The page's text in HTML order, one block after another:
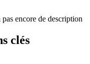
encore de description
clés